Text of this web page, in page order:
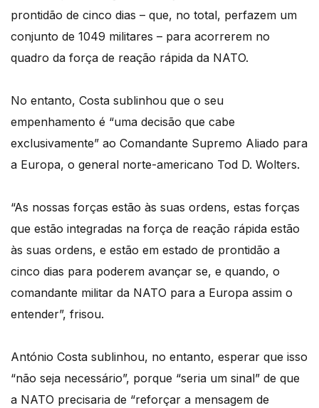
prontidão de cinco dias – que, no total, perfazem um
conjunto de 1049 militares – para acorrerem no
quadro da força de reação rápida da NATO.
No entanto, Costa sublinhou que o seu
empenhamento é “uma decisão que cabe
exclusivamente” ao Comandante Supremo Aliado para
a Europa, o general norte-americano Tod D. Wolters.
“As nossas forças estão às suas ordens, estas forças
que estão integradas na força de reação rápida estão
às suas ordens, e estão em estado de prontidão a
cinco dias para poderem avançar se, e quando, o
comandante militar da NATO para a Europa assim o
entender”, frisou.
António Costa sublinhou, no entanto, esperar que isso
“não seja necessário”, porque “seria um sinal” de que
a NATO precisaria de “reforçar a mensagem de